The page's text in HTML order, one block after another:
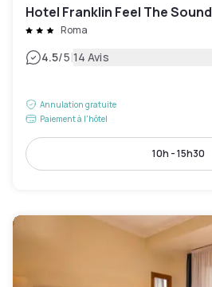
Hotel Franklin Feel The Sound
Roma
4.5/5|14 Avis
Annulation gratuite
Paiement à l'hôtel
10h - 15h30